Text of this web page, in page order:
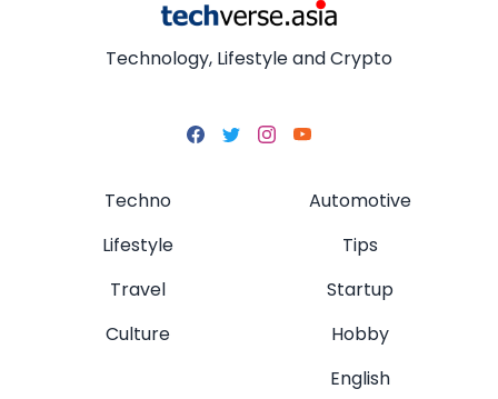
Technology, Lifestyle and Crypto
Techno
Lifestyle
Travel
Culture
Automotive
Tips
Startup
Hobby
English